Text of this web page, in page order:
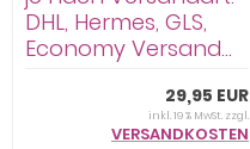
DHL, Hermes, GLS,
Economy Versand...
29,95 EUR
inkl. 19 % MwSt. zzgl.
VERSANDKOSTEN